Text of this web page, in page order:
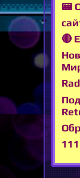
📟
🔴